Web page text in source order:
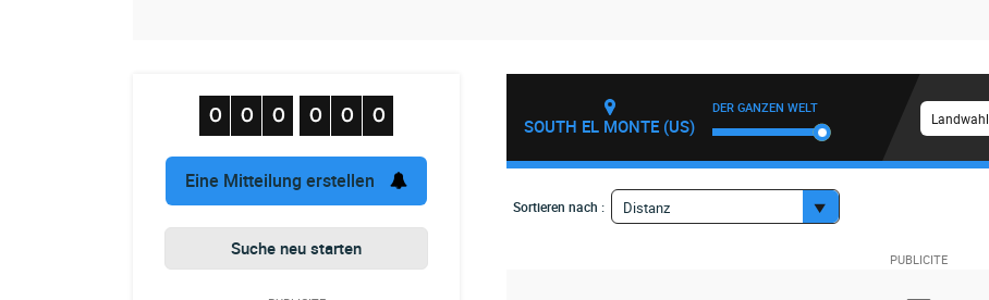
Eine Mitteilung erstellen
Suche neu starten
SOUTH EL MONTE (US)
DER GANZEN WELT
Landwahl
Sortieren nach : Distanz